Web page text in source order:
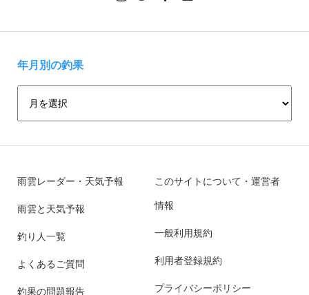
年月別の釣果
雨雲レーダー・天気予報
雨雲と天気予報
釣り人一覧
よくあるご質問
釣果の問題報告
このサイトについて・運営者
情報
一般利用規約
利用者登録規約
プライバシーポリシー